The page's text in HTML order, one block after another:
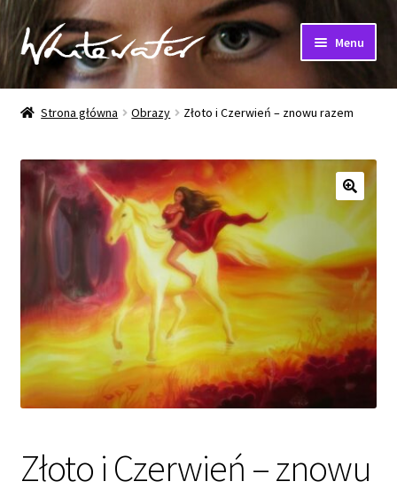
Przejdź
do
nawigacji
Przejdź
do
treści
Menu
Strona główna
Muzyka
Reprodukcje
Płyty CD i MP3
Ciekawostki
Kontakt
Strona główna Obrazy Złoto i Czerwień – znowu razem
Złoto i Czerwień – znowu